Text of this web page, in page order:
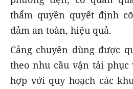
thẩm quyền quyết định
đảm an toàn, hiệu quả.
Cảng chuyên dùng được
theo nhu cầu vận tải
hợp với quy hoạch các